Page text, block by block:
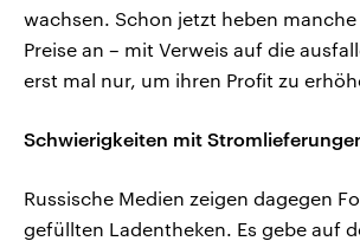
wachsen. Schon jetzt heben
Preise an – mit Verweis auf die
erst mal nur, um ihren Profit zu
Schwierigkeiten mit
Russische Medien zeigen dagegen
gefüllten Ladentheken. Es gebe auf